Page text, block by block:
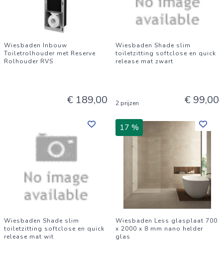
Wiesbaden Inbouw
Toiletrolhouder met Reserve
Rolhouder RVS
€ 189,00
Wiesbaden Shade slim
toiletzitting softclose en quick
release mat zwart
2 prijzen € 99,00
Wiesbaden Shade slim
toiletzitting softclose en quick
release mat wit
17 %
Wiesbaden Less glasplaat 700
x 2000 x 8 mm nano helder
glas